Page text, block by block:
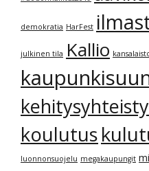
demokratia HarFest
julkinen tila Kallio
koulutus
luonnonsuojelu megakaupungit